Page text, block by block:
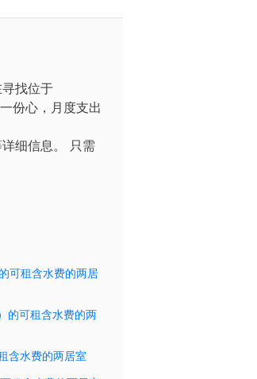
找位于
份心，月度支出
细信息。
只需
可租含水费的两居
的可租含水费的两
含水费的两居室